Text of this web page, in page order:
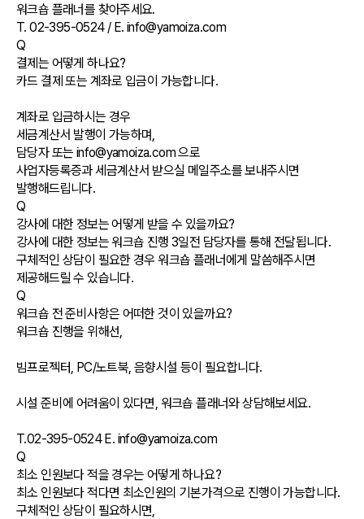
워크숍 플래너를 찾아주세요.
T. 02-395-0524 / E. info@yamoiza.com
Q
결제는 어떻게 하나요?
카드 결제 또는 계좌로 입금이 가능합니다.
계좌로 입금하시는 경우
세금계산서 발행이 가능하며,
담당자 또는 info@yamoiza.com 으로
사업자등록증과 세금계산서 받으실 메일주소를 보내주시면
발행해드립니다.
Q
강사에 대한 정보는 어떻게 받을 수 있을까요?
강사에 대한 정보는 워크숍 진행 3일전 담당자를 통해 전달됩니다.
구체적인 상담이 필요한 경우 워크숍 플래너에게 말씀해주시면
제공해드릴 수 있습니다.
Q
워크숍 전 준비사항은 어떠한 것이 있을까요?
워크숍 진행을 위해선,
빔프로젝터, PC/노트북, 음향시설 등이 필요합니다.
시설 준비에 어려움이 있다면, 워크숍 플래너와 상담해보세요.
T.02-395-0524 E. info@yamoiza.com
Q
최소 인원보다 적을 경우는 어떻게 하나요?
최소 인원보다 적다면 최소인원의 기본가격으로 진행이 가능합니다.
구체적인 상담이 필요하시면,